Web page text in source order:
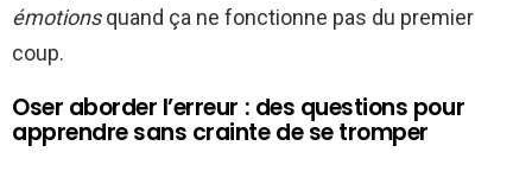
émotionsquand ça ne fonctionne pas du premier
coup.
Oser aborder l’erreur : des questions pour
apprendre sans crainte de se tromper